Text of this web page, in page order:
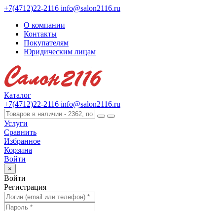
+7(4712)22-2116 info@salon2116.ru
О компании
Контакты
Покупателям
Юридическим лицам
Каталог
+7(4712)22-2116 info@salon2116.ru
Услуги
Сравнить
Избранное
Корзина
Войти
×
Войти
Регистрация